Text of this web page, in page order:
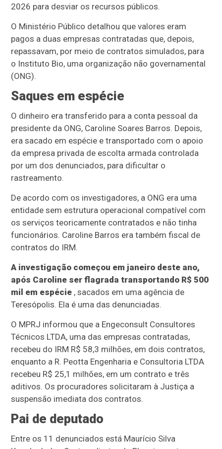
2026 para desviar os recursos públicos.
O Ministério Público detalhou que valores eram
pagos a duas empresas contratadas que, depois,
repassavam, por meio de contratos simulados, para
o Instituto Bio, uma organização não governamental
(ONG).
Saques em espécie
O dinheiro era transferido para a conta pessoal da
presidente da ONG, Caroline Soares Barros. Depois,
era sacado em espécie e transportado com o apoio
da empresa privada de escolta armada controlada
por um dos denunciados, para dificultar o
rastreamento.
De acordo com os investigadores, a ONG era uma
entidade sem estrutura operacional compatível com
os serviços teoricamente contratados e não tinha
funcionários. Caroline Barros era também fiscal de
contratos do IRM.
A investigação começou em janeiro deste ano,
após Caroline ser flagrada transportando R$ 500
mil em espécie , sacados em uma agência de
Teresópolis. Ela é uma das denunciadas.
O MPRJ informou que a Engeconsult Consultores
Técnicos LTDA, uma das empresas contratadas,
recebeu do IRM R$ 58,3 milhões, em dois contratos,
enquanto a R. Peotta Engenharia e Consultoria LTDA
recebeu R$ 25,1 milhões, em um contrato e três
aditivos. Os procuradores solicitaram à Justiça a
suspensão imediata dos contratos.
Pai de deputado
Entre os 11 denunciados está Maurício Silva